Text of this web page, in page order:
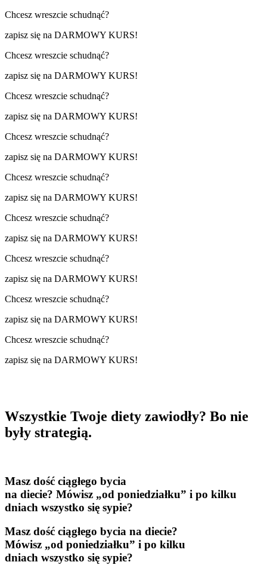
Chcesz wreszcie schudnąć?
zapisz się na DARMOWY KURS!
Chcesz wreszcie schudnąć?
zapisz się na DARMOWY KURS!
Chcesz wreszcie schudnąć?
zapisz się na DARMOWY KURS!
Chcesz wreszcie schudnąć?
zapisz się na DARMOWY KURS!
Chcesz wreszcie schudnąć?
zapisz się na DARMOWY KURS!
Chcesz wreszcie schudnąć?
zapisz się na DARMOWY KURS!
Chcesz wreszcie schudnąć?
zapisz się na DARMOWY KURS!
Chcesz wreszcie schudnąć?
zapisz się na DARMOWY KURS!
Chcesz wreszcie schudnąć?
zapisz się na DARMOWY KURS!
Wszystkie Twoje diety zawiodły? Bo nie
były strategią.
Masz dość ciągłego bycia
na diecie? Mówisz „od poniedziałku” i po kilku
dniach wszystko się sypie?
Masz dość ciągłego bycia na diecie?
Mówisz „od poniedziałku” i po kilku
dniach wszystko się sypie?